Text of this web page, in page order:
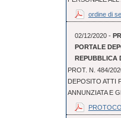
ordine di
02/12/2020 -
PORTALE
REPUBBLICA
PROT. N. 484/
DEPOSITO ATTI
ANNUNZIATA E